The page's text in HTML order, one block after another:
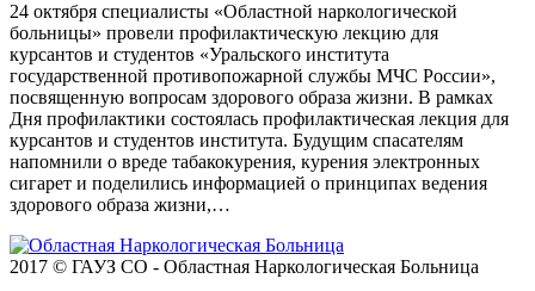
24 октября специалисты «Областной наркологической
больницы» провели профилактическую лекцию для
курсантов и студентов «Уральского института
государственной противопожарной службы МЧС России»,
посвященную вопросам здорового образа жизни. В рамках
Дня профилактики состоялась профилактическая лекция для
курсантов и студентов института. Будущим спасателям
напомнили о вреде табакокурения, курения электронных
сигарет и поделились информацией о принципах ведения
здорового образа жизни,…
2017 © ГАУЗ СО - Областная Наркологическая Больница